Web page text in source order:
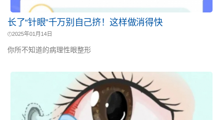
长了“针眼”千万别自己挤！这样做消得快
2025年01月14日
你所不知道的病理性眼整形